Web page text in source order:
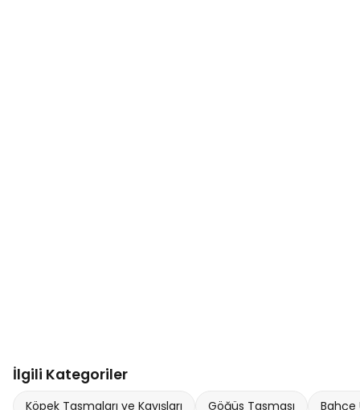
İlgili Kategoriler
Köpek Tasmaları ve Kayışları Göğüs Tasması Bahçe